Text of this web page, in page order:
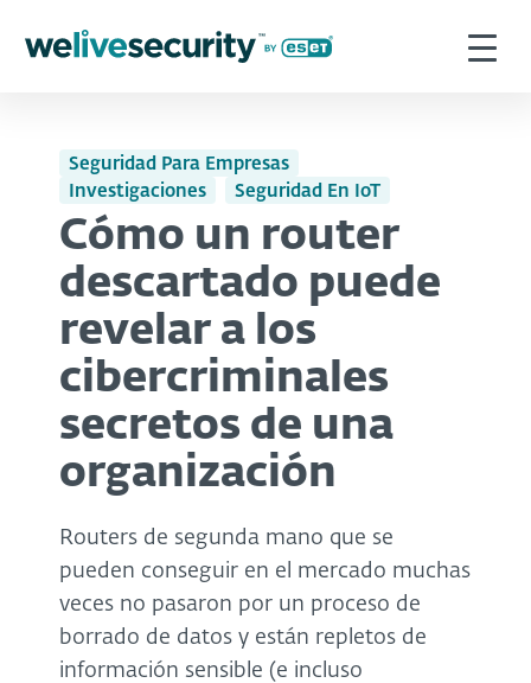
Seguridad Para Empresas
Investigaciones
Seguridad En IoT
Cómo un router
descartado puede
revelar a los
cibercriminales
secretos de una
organización
Routers de segunda mano que se
pueden conseguir en el mercado muchas
veces no pasaron por un proceso de
borrado de datos y están repletos de
información sensible (e incluso